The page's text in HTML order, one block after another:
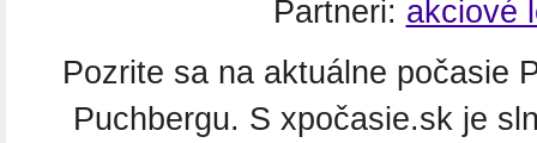
Partneri: akciové
Pozrite sa na aktuálne počasie
Puchbergu. S xpočasie.sk je